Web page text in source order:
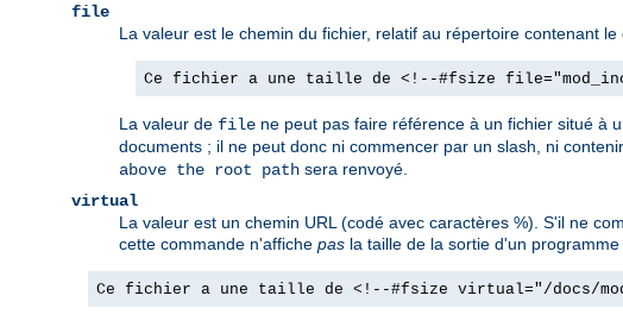
file
La valeur est le chemin du fichier, relatif au répertoire contenant
Ce fichier a une taille de <!--#fsize
La valeur de file ne peut pas faire référence à un fichier situé à
documents ; il ne peut donc ni commencer par un slash, ni
above the root path sera renvoyé.
virtual
La valeur est un chemin URL (codé avec caractères %). S'il ne
cette commande n'affiche pas la taille de la sortie d'un
Ce fichier a une taille de <!--#fsize virtual="/docs/